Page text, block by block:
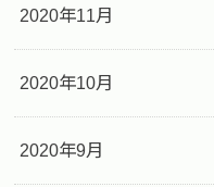
2020年11月
2020年10月
2020年9月